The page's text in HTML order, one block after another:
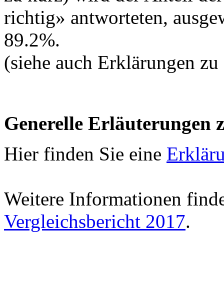
richtig» antworteten,
89.2%.
(siehe auch Erklärungen
Generelle Erläuterungen
Hier finden Sie eine
Weitere Informationen
Vergleichsbericht 2017.